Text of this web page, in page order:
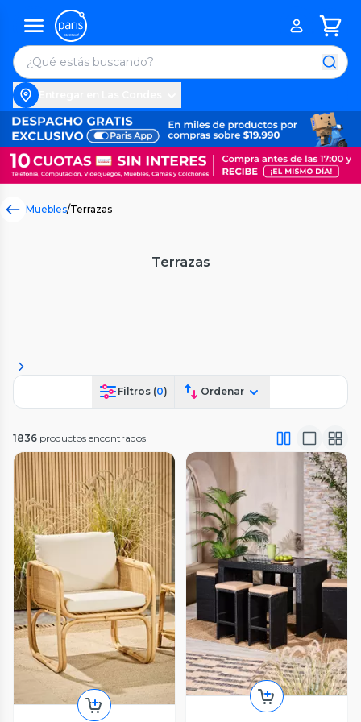
Muebles/Terrazas
Terrazas
Filtros (0) Ordenar
1836 productos encontrados